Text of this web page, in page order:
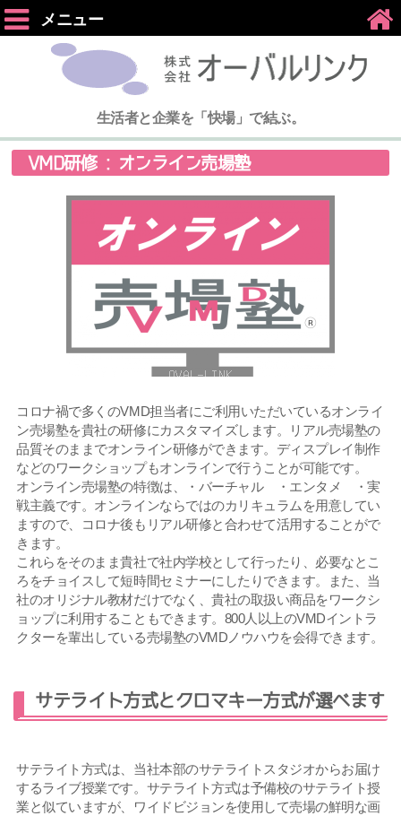
メニュー
生活者と企業を「快場」で結ぶ。
VMD研修 : オンライン売場塾
コロナ禍で多くのVMD担当者にご利用いただいているオンライ
ン売場塾を貴社の研修にカスタマイズします。リアル売場塾の
品質そのままでオンライン研修ができます。ディスプレイ制作
などのワークショップもオンラインで行うことが可能です。
オンライン売場塾の特徴は、・バーチャル ・エンタメ ・実
戦主義です。オンラインならではのカリキュラムを用意してい
ますので、コロナ後もリアル研修と合わせて活用することがで
きます。
これらをそのまま貴社で社内学校として行ったり、必要なとこ
ろをチョイスして短時間セミナーにしたりできます。また、当
社のオリジナル教材だけでなく、貴社の取扱い商品をワークシ
ョップに利用することもできます。800人以上のVMDイントラ
クターを輩出している売場塾のVMDノウハウを会得できます。
サテライト方式とクロマキー方式が選べます
サテライト方式は、当社本部のサテライトスタジオからお届け
するライブ授業です。サテライト方式は予備校のサテライト授
業と似ていますが、ワイドビジョンを使用して売場の鮮明な画